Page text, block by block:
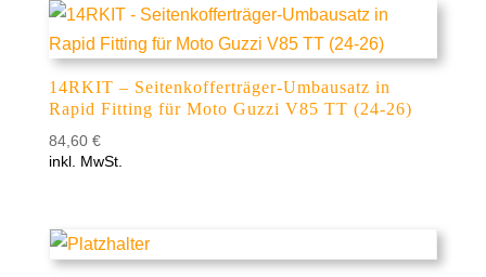
14RKIT – Seitenkofferträger-Umbausatz in
Rapid Fitting für Moto Guzzi V85 TT (24-26)
84,60 €
inkl. MwSt.